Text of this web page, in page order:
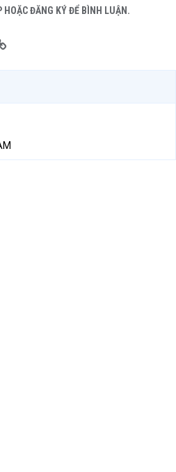
HOẶC ĐĂNG KÝ ĐỂ BÌNH LUẬN.